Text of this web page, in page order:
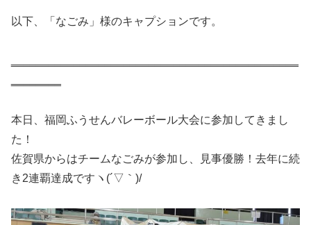
以下、「なごみ」様のキャプションです。
本日、福岡ふうせんバレーボール大会に参加してきまし
た！
佐賀県からはチームなごみが参加し、見事優勝！去年に続
き2連覇達成ですヽ(´▽｀)/